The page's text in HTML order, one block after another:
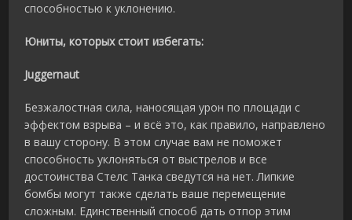
способностью к уклонению.
Юниты, которых стоит избегать:
Juggernaut
Безжалостная сила, наносящая урон по площади с
эффектом взрыва – и всё это, как правило, направлено
в вашу сторону. В этом случае вам не поможет
способность уклоняться от выстрелов и все
достоинства Стелс Танка сведутся на нет. Липкие
бомбы могут также сделать ваше перемещение
сложным. Единственный способ дать отпор этим